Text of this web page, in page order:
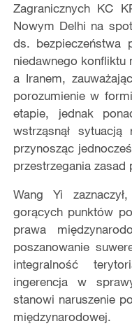
Zagranicznych KC
Nowym Delhi na
ds. bezpieczeństwa
niedawnego konfliktu
a Iranem,
porozumienie w
etapie, jednak
wstrząsnął
przynosząc
przestrzegania
Wang Yi
gorących punktów
prawa
poszanowanie
integralność
ingerencja w
stanowi naruszenie
międzynarodowej.